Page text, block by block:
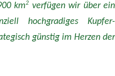
km2
verfügen wir über ein
hochgradiges Kupfer-
günstig im Herzen der